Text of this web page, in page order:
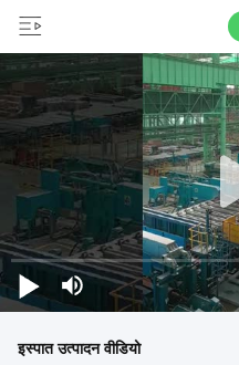
इस्पात उत्पादन वीडियो